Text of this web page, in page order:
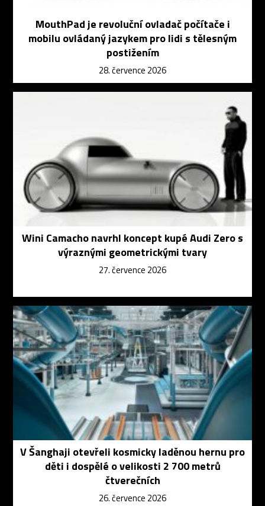
MouthPad je revoluční ovladač počítače i
mobilu ovládaný jazykem pro lidi s tělesným
postižením
28. července 2026
Wini Camacho navrhl koncept kupé Audi Zero s
výraznými geometrickými tvary
27. července 2026
V Šanghaji otevřeli kosmicky laděnou hernu pro
děti i dospělé o velikosti 2 700 metrů
čtverečních
26. července 2026